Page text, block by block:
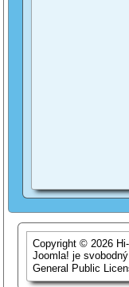
Copyright © 2026
Joomla! je
General Public